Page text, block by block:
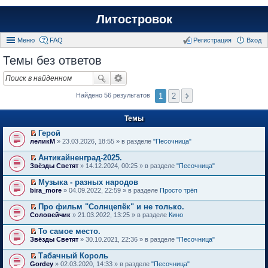
Литостровок
Меню FAQ Вход
Регистрация
Темы без ответов
Найдено 56 результатов 1 2
Темы
П
р
е
й
т
и
к
е
р
в
о
м
у
е
п
Герой
леликМ » 23.03.2026, 18:55 » в разделе "Песочница"
П
р
е
й
т
и
к
е
р
в
о
м
у
Антикайненград-2025.
Звёзды Светят » 14.12.2024, 00:25 » в разделе "Песочница"
П
р
е
й
т
и
к
е
Музыка - разных народов
bira_more » 04.09.2022, 22:59 » в разделе Просто трёп
П
р
й
т
и
к
Про фильм "Солнцепёк" и не только.
Соловейчик » 21.03.2022, 13:25 » в разделе Кино
П
р
й
То самое место.
Звёзды Светят » 30.10.2021, 22:36 » в разделе "Песочница"
П
Табачный Король
Gordey » 02.03.2020, 14:33 » в разделе "Песочница"